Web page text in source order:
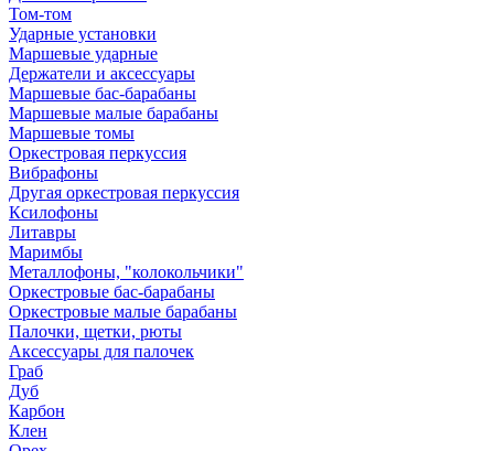
Том-том
Ударные установки
Маршевые ударные
Держатели и аксессуары
Маршевые бас-барабаны
Маршевые малые барабаны
Маршевые томы
Оркестровая перкуссия
Вибрафоны
Другая оркестровая перкуссия
Ксилофоны
Литавры
Маримбы
Металлофоны, "колокольчики"
Оркестровые бас-барабаны
Оркестровые малые барабаны
Палочки, щетки, рюты
Аксессуары для палочек
Граб
Дуб
Карбон
Клен